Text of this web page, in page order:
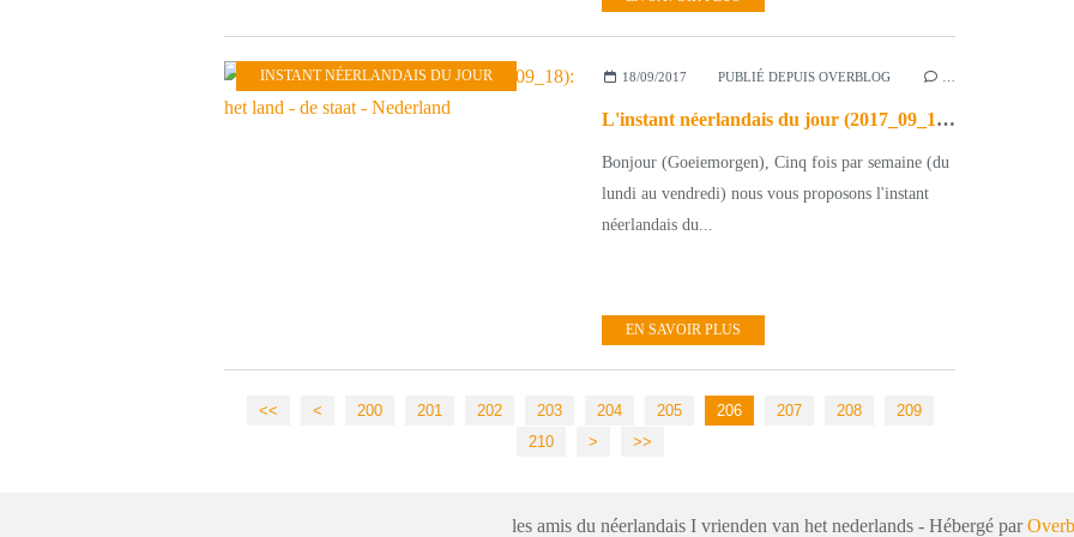
INSTANT NÉERLANDAIS DU JOUR 18/09/2017 PUBLIÉ DEPUIS OVERBLOG
L'instant néerlandais du jour (2017_09_18): het land - de staat - Nederland
Bonjour (Goeiemorgen), Cinq fois par semaine (du
lundi au vendredi) nous vous proposons l'instant
néerlandais du...
EN SAVOIR PLUS
<< < 200 201 202 203 204 205 206 207 208
209
210
220
230
240
250
260
270
280
290
> >>
les amis du néerlandais I vrienden van het nederlands - Hébergé par